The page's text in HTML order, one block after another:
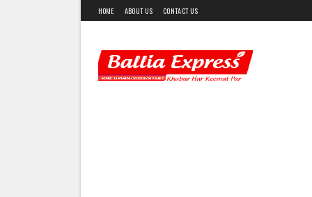
HOME ABOUT US CONTACT US